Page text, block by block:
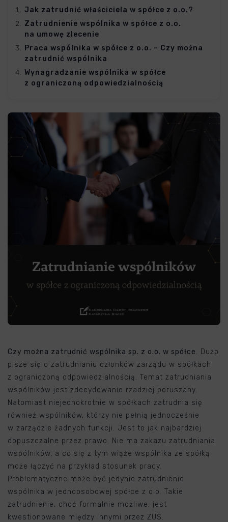
Jak zatrudnić właściciela w spółce z o.o.?
Zatrudnienie wspólnika w spółce z o.o.
na umowę zlecenie
Praca wspólnika w spółce z o.o. – Czy można
zatrudnić wspólnika
Wynagradzanie wspólnika w spółce
z ograniczoną odpowiedzialnością
Czy można zatrudnić wspólnika sp. z o.o. w spółce. Dużo
pisze się o zatrudnianiu członków zarządu w spółkach
z ograniczoną odpowiedzialnością. Temat zatrudniania
wspólników jest zdecydowanie rzadziej poruszany.
Natomiast niejednokrotnie w spółkach zatrudnia się
również wspólników, którzy nie pełnią jednocześnie
w zarządzie żadnych funkcji. Jest to jak najbardziej
dopuszczalne przez prawo. Nie ma zakazu zatrudniania
wspólników, a co się z tym wiąże wspólnika ze spółką
może łączyć na przykład stosunek pracy.
Problematyczne może być jedynie zatrudnienie
wspólnika w jednoosobowej spółce z o.o. Takie
zatrudnienie, choć formalnie możliwe, jest
kwestionowane między innymi przez ZUS.